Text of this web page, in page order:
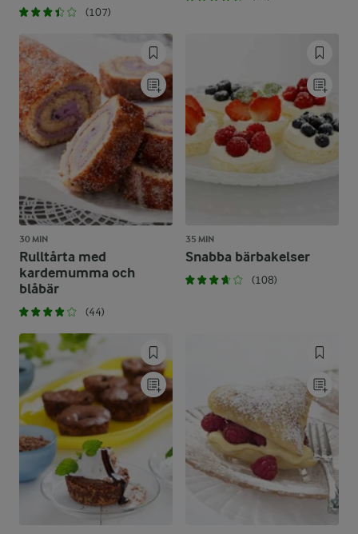
(107)
30 MIN
Rulltårta med
kardemumma och
blåbär
(44)
35 MIN
Snabba bärbakelser
(108)